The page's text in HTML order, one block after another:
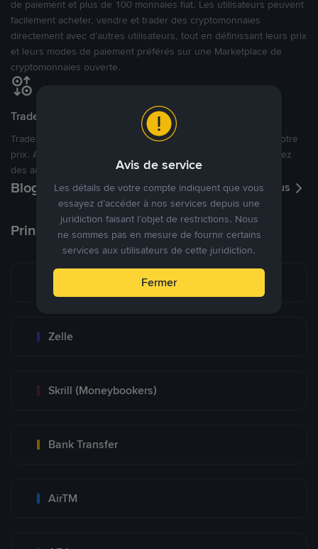
de paiement et plus de 100 monnaies fiat. Les utilisateurs peuvent
facilement acheter, vendre et trader des cryptomonnaies
directement avec d’autres utilisateurs, tout en définissant leurs prix
et leurs modes de paiement préférés sur une Marketplace de
cryptomonnaies ouverte.
Tradez à des prix avantageux pour vous
Tradez des cryptos en étant libres d’acheter et de vendre à votre
prix. Achetez ou vendez à partir des offres existantes, ou créez
des annonces commerciales pour fixer vos propres prix.
Blog P2P Voir plus
Principaux modes de paiement
Zelle
Skrill (Moneybookers)
Bank Transfer
AirTM
Avis de service
Les détails de votre compte indiquent que vous
essayez d’accéder à nos services depuis une
juridiction faisant l’objet de restrictions. Nous
ne sommes pas en mesure de fournir certains
services aux utilisateurs de cette juridiction.
Fermer